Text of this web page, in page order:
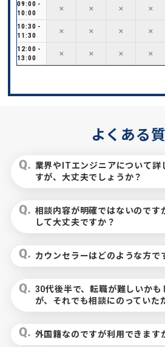
09:00 -
10:00
10:30 -
11:30
12:00 -
13:00
✕
✕
✕
✕
✕
✕
✕
✕
✕
✕
✕
✕
よくある
業界やITエンジニアについて詳
すが、大丈夫でしょうか？
相談内容が明確ではないのです
して大丈夫ですか？
カウンセラーはどのような方で
30代後半で、転職が難しいかも
が、それでも相談にのっていた
外国籍なのですが利用できます